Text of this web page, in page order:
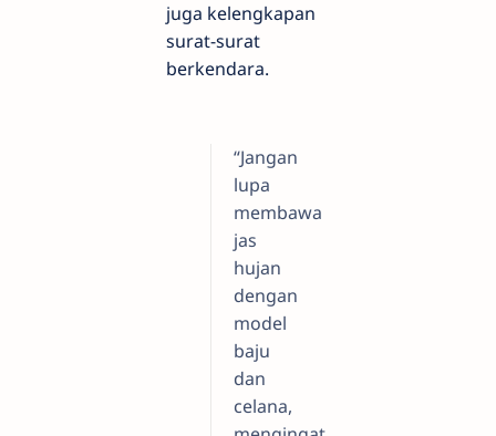
juga kelengkapan
surat-surat
berkendara.
“Jangan
lupa
membawa
jas
hujan
dengan
model
baju
dan
celana,